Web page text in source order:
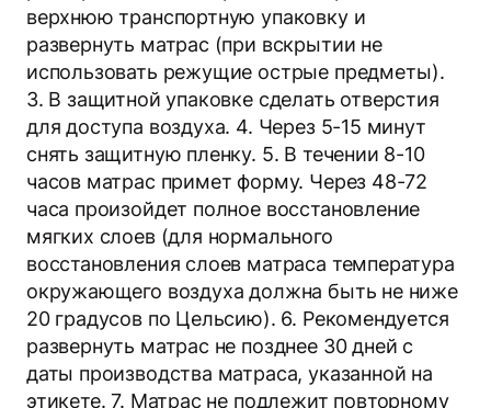
верхнюю транспортную упаковку и
развернуть матрас (при вскрытии не
использовать режущие острые предметы).
3. В защитной упаковке сделать отверстия
для доступа воздуха. 4. Через 5-15 минут
снять защитную пленку. 5. В течении 8-10
часов матрас примет форму. Через 48-72
часа произойдет полное восстановление
мягких слоев (для нормального
восстановления слоев матраса температура
окружающего воздуха должна быть не ниже
20 градусов по Цельсию). 6. Рекомендуется
развернуть матрас не позднее 30 дней с
даты производства матраса, указанной на
этикете. 7. Матрас не подлежит повторному